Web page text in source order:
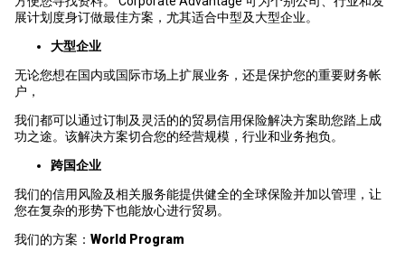
展计划度身订做最佳方案，尤其适合中型及大型企业。
大型企业
无论您想在国内或国际市场上扩展业务，还是保护您的重要财务帐
户，
我们都可以通过订制及灵活的的贸易信用保险解决方案助您踏上成
功之途。该解决方案切合您的经营规模，行业和业务抱负。
跨国企业
我们的信用风险及相关服务能提供健全的全球保险并加以管理，让
您在复杂的形势下也能放心进行贸易。
我们的方案： World Program